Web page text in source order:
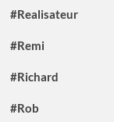
#Realisateur
#Remi
#Richard
#Rob